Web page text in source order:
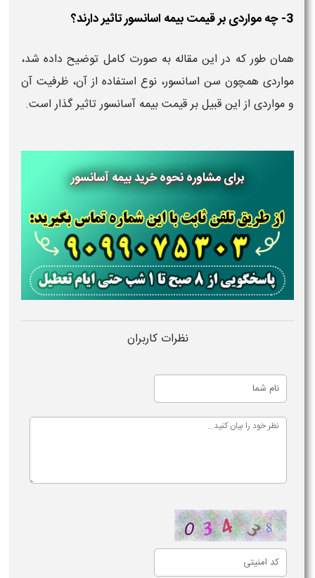
3- چه مواردی بر قیمت بیمه اسانسور تاثیر دارند؟
همان طور که در این مقاله به صورت کامل توضیح داده شد،
مواردی همچون سن اسانسور، نوع استفاده از آن، ظرفیت آن
و مواردی از این قبیل بر قیمت بیمه آسانسور تاثیر گذار است.
برای مشاوره نحوه خرید بیمه آسانسور
نظرات کاربران